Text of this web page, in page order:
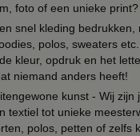
foto of een unieke print?
snel kleding bedrukken,
polos, sweaters
kleur, opdruk en het
niemand anders heeft!
kunst - Wij zijn
textiel tot unieke
polos, petten of zelfs